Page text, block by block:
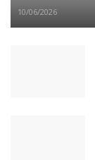
10/06/2026